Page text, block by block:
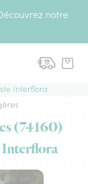
notre
Interflora
(74160)
Interflora